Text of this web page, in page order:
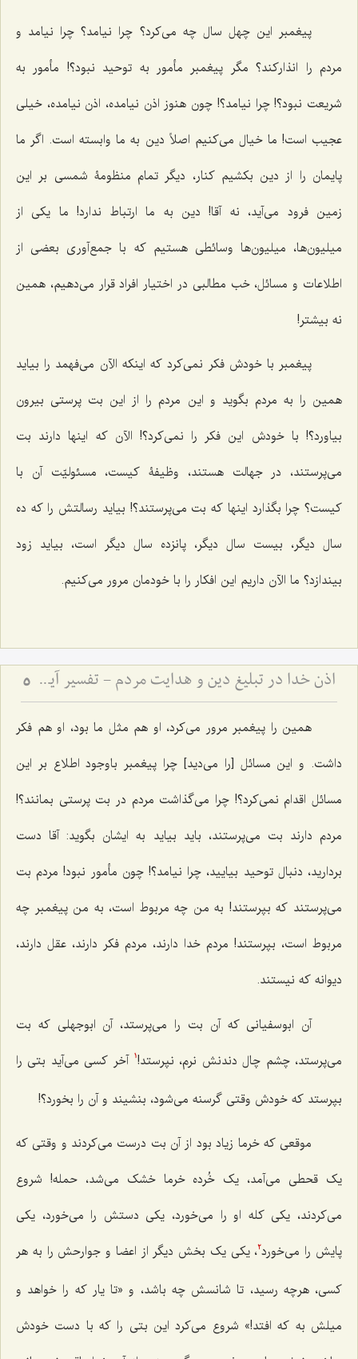
پیغمبر این چهل سال چه می‌کرد؟ چرا نیامد؟ چرا نیامد و
مردم را انذارکند؟ مگر پیغمبر مأمور به توحید نبود؟! مأمور به
شریعت نبود؟! چرا نیامد؟! چون هنوز اذن نیامده، اذن نیامده، خیلی
عجیب است! ما خیال می‌کنیم اصلاً دین به ما وابسته است. اگر ما
پایمان را از دین بکشیم کنار، دیگر تمام منظومۀ شمسی بر این
زمین فرود می‌آید، نه آقا! دین به ما ارتباط ندارد! ما یکی از
میلیون‌ها، میلیون‌ها وسائطی هستیم که با جمع‌آوری بعضی از
اطلاعات و مسائل، خب مطالبی در اختیار افراد قرار می‌دهیم، همین
نه بیشتر!
پیغمبر با خودش فکر نمی‌کرد که اینکه الآن می‌فهمد را بیاید
همین را به مردم بگوید و این مردم را از این بت پرستی بیرون
بیاورد؟! با خودش این فکر را نمی‌کرد؟! الآن که اینها دارند بت
می‌پرستند، در جهالت هستند، وظیفۀ کیست، مسئولیّت آن با
کیست؟ چرا بگذارد اینها که بت می‌پرستند؟! بیاید رسالتش را که ده
سال دیگر، بیست سال دیگر، پانزده سال دیگر است، بیاید زود
بیندازد؟ ما الآن داریم این افکار را با خودمان مرور می‌کنیم.
اذن خدا در تبلیغ دین و هدایت مردم - تفسیر آیه ﴿يَٰٓأَيُّهَا ٱلنَّبِيُّ إِنَّآ أَرۡسَلۡنَٰكَ شَٰهِدٗا وَمُبَشِّرٗا وَنَذِيرٗا * وَدَاعِيًا إِلَى ٱللَهِ بِإِذۡنِهِۦ وَسِرَاجٗا مُّنِيرٗا﴾ 5
همین را پیغمبر مرور می‌کرد، او هم مثل ما بود، او هم فکر
داشت. و این مسائل [را می‌دید] چرا پیغمبر باوجود اطلاع بر این
مسائل اقدام نمی‌کرد؟! چرا می‌گذاشت مردم در بت پرستی بمانند؟!
مردم دارند بت می‌پرستند، باید بیاید به ایشان بگوید: آقا دست
بردارید، دنبال توحید بیایید، چرا نیامد؟! چون مأمور نبود! مردم بت
می‌پرستند که بپرستند! به من چه مربوط است، به من پیغمبر چه
مربوط است، بپرستند! مردم خدا دارند، مردم فکر دارند، عقل دارند،
دیوانه که نیستند.
آن ابوسفیانی که آن بت را می‌پرستد، آن ابوجهلی که بت
می‌پرستد، چشم چال دندنش نرم، نپرستد!1 آخر کسی می‌آید بتی را
بپرستد که خودش وقتی گرسنه می‌شود، بنشیند و آن را بخورد؟!
موقعی که خرما زیاد بود از آن بت درست می‌کردند و وقتی که
یک قحطی می‌آمد، یک خُرده خرما خشک می‌شد، حمله! شروع
می‌کردند، یکی کله او را می‌خورد، یکی دستش را می‌خورد، یکی
پایش را می‌خورد2، یکی یک بخش دیگر از اعضا و جوارحش را به هر
کسی، هرچه رسید، تا شانسش چه باشد، و «تا یار که را خواهد و
میلش به که افتد!» شروع می‌کرد این بتی را که با دست خودش